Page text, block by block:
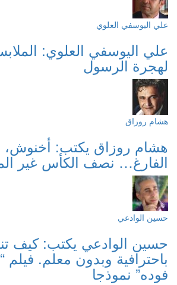
علي اليوسفي العلوي
علي اليوسفي العلوي:
لهجرة الرسول
هشام روزاق
هشام روزاق يكتب:
الفارغ… نصف الكأس غير
حسين الوادعي
حسين الوادعي يكتب: كيف
باحترافية وبدون معلم. فيلم
فوده” نموذجا